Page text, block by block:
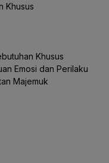
Khusus
Khusus
Emosi dan Perilaku
Majemuk